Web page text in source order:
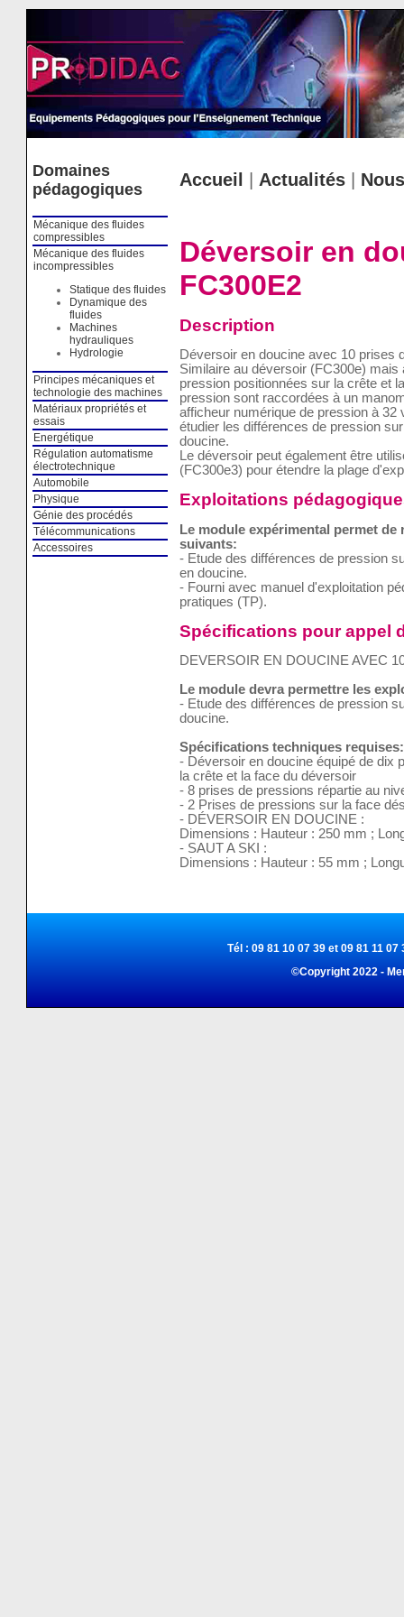
Domaines
pédagogiques
Mécanique des fluides
compressibles
Mécanique des fluides
incompressibles
Statique des fluides
Dynamique des
fluides
Machines
hydrauliques
Hydrologie
Principes mécaniques et
technologie des machines
Matériaux propriétés et
essais
Energétique
Régulation automatisme
électrotechnique
Automobile
Physique
Génie des procédés
Télécommunications
Accessoires
Accueil Actualités|
Déversoir en
FC300E2
Description
Déversoir en doucine avec 10 prises
Similaire au déversoir (FC300e)
pression positionnées sur la crête et
pression sont raccordées à un
afficheur numérique de pression à 32
étudier les différences de pression
doucine.
Le déversoir peut également être
(FC300e3) pour étendre la plage
Exploitations
Le module expérimental permet
suivants:
- Etude des différences de pression
en doucine.
- Fourni avec manuel d'exploitation
pratiques (TP).
Spécifications pour appel
DEVERSOIR EN DOUCINE AVEC
Le module devra permettre les
- Etude des différences de pression
doucine.
Spécifications techniques requises:
- Déversoir en doucine équipé de dix
la crête et la face du déversoir
- 8 prises de pressions répartie au
- 2 Prises de pressions sur la face
- DÉVERSOIR EN DOUCINE :
Dimensions : Hauteur : 250 mm ;
- SAUT A SKI :
Dimensions : Hauteur : 55 mm ;
Tél : 09 81 10 07 39 et 09 81 11
©Copyright 2022 -
Cookies management panel